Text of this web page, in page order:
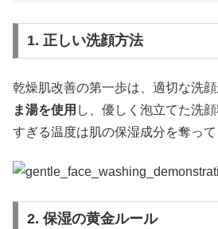
1. 正しい洗顔方法
乾燥肌改善の第一歩は、適切な洗顔
ま湯を使用 し、優しく泡立てた洗
すぎる温度は肌の保湿成分を奪って
2. 保湿の黄金ルール